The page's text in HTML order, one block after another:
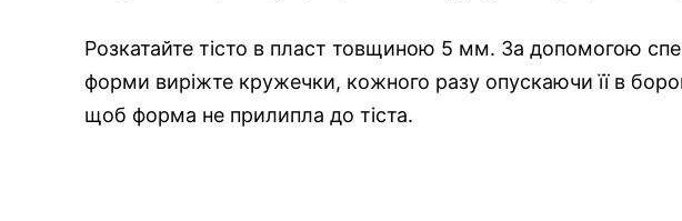
Розкатайте тісто в пласт товщиною 5 мм. За допомогою
форми виріжте кружечки, кожного разу опускаючи її в
щоб форма не прилипла до тіста.